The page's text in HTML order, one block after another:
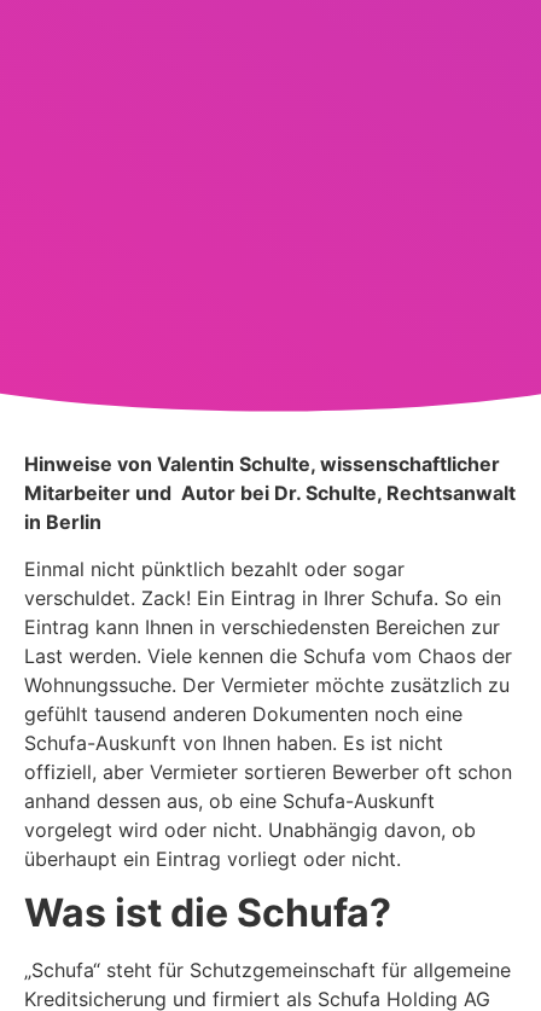
Hinweise von Valentin Schulte, wissenschaftlicher
Mitarbeiter und Autor bei Dr. Schulte, Rechtsanwalt
in Berlin
Einmal nicht pünktlich bezahlt oder sogar
verschuldet. Zack! Ein Eintrag in Ihrer Schufa. So ein
Eintrag kann Ihnen in verschiedensten Bereichen zur
Last werden. Viele kennen die Schufa vom Chaos der
Wohnungssuche. Der Vermieter möchte zusätzlich zu
gefühlt tausend anderen Dokumenten noch eine
Schufa-Auskunft von Ihnen haben. Es ist nicht
offiziell, aber Vermieter sortieren Bewerber oft schon
anhand dessen aus, ob eine Schufa-Auskunft
vorgelegt wird oder nicht. Unabhängig davon, ob
überhaupt ein Eintrag vorliegt oder nicht.
Was ist die Schufa?
„Schufa“ steht für Schutzgemeinschaft für allgemeine
Kreditsicherung und firmiert als Schufa Holding AG